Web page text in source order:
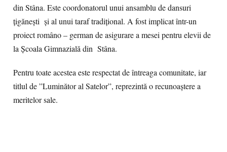
din Stâna. Este coordonatorul unui ansamblu de dansuri
țigănești și al unui taraf tradițional. A fost implicat într-un
proiect româno – german de asigurare a mesei pentru elevii de
la Școala Gimnazială din Stâna.
Pentru toate acestea este respectat de întreaga comunitate, iar
titlul de ”Luminător al Satelor”, reprezintă o recunoaștere a
meritelor sale.